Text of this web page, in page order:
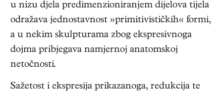
u nizu djela predimenzioniranjem dijelova tijela
odražava jednostavnost »primitivističkih« formi,
a u nekim skulpturama zbog ekspresivnoga
dojma pribjegava namjernoj anatomskoj
netočnosti.
Sažetost i ekspresija prikazanoga, redukcija te